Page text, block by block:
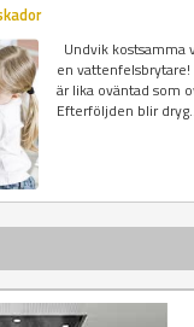
Undvik kostsamma
en
är lika oväntad som
Efterföljden blir